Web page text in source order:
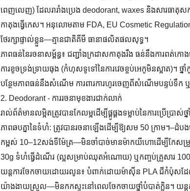
ពេញលេញ) ដែលរារាំងប្រេង deodorant, waxes និងសារធាតុ
កាតុងធ្វើកេស។ អនុលោមតាម FDA, EU Cosmetic
ថែរក្សាផ្ទាល់ខ្លួន—គ្មានជាតិគីមី ធានាផលិតផលសុទ្ធ។
ភាពធន់នៃរចនាសម្ព័ន្ធ៖ ជញ្ជាំងក្រដាសកាតុងរឹង ធន់នឹងការពត់
ការខូចទ្រង់ទ្រាយធុង (កំហុសទូទៅនៃការវេចខ្ចប់អេកូមិនស្អាត)។ ថ្
បន្ថែមភាពធន់នឹងសំណើម ការពារការហូរចេញពីសំណើមបន្ទប់ទឹក
2. Deodorant - ការរចនាមុខងារជាក់លាក់
រាល់ព័ត៌មានលម្អិតត្រូវបានកែលម្អដើម្បីផ្គូផ្គងទម្លាប់នៃការប្រើប្រ
ភាពឆបគ្នានៃទំហំ: ត្រូវបានរចនាឡើងដើម្បីឱ្យសម 50 ក្រាម។–
កម្ពស់ 10–12សង់ទីម៉ែត្រ—មិនចាំបាច់មានម៉ាកយីហោដើម្បីកែសម្រួ
30g ទំហំធ្វើដំណើរ (ល្អសម្រាប់ឈុតអំណោយ) ឬកញ្ចប់គ្រួសារ
យន្តការចែកចាយដោយរលូន៖ បំពាក់ដោយម៉ាស៊ីន PLA ជីកំប៉ុ
យ៉ាងងាយស្រួល—មិនកកស្ទះនៅពេលចែកចាយថ្នាំបំបាត់ក្លិន។ យន្តកា